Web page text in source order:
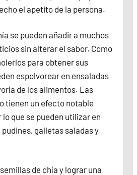
el apetito de la persona.
se pueden añadir a muchos
sin alterar el sabor. Como
para obtener sus
espolvorear en ensaladas
de los alimentos. Las
tienen un efecto notable
lo que se pueden utilizar en
pudines, galletas saladas y
de chía y lograr una